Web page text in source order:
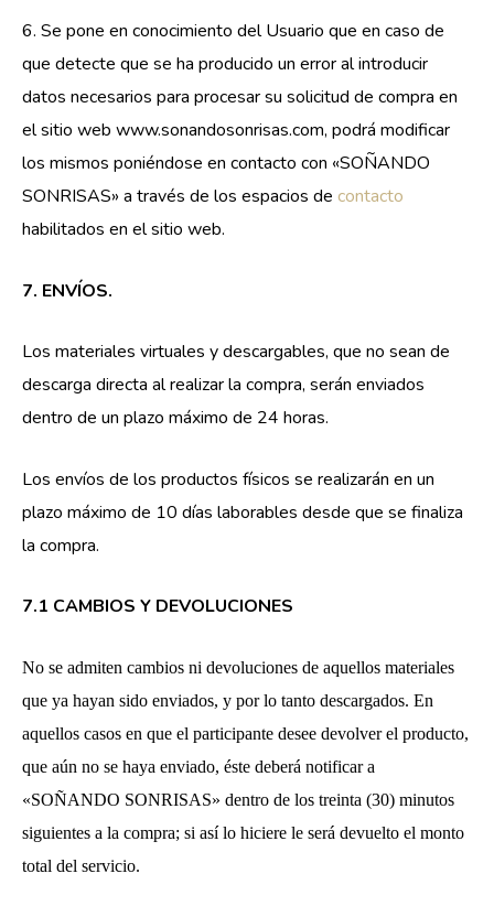
6. Se pone en conocimiento del Usuario que en caso de
que detecte que se ha producido un error al introducir
datos necesarios para procesar su solicitud de compra en
el sitio web www.sonandosonrisas.com, podrá modificar
los mismos poniéndose en contacto con «SOÑANDO
SONRISAS» a través de los espacios de contacto
habilitados en el sitio web.
7. ENVÍOS.
Los materiales virtuales y descargables, que no sean de
descarga directa al realizar la compra, serán enviados
dentro de un plazo máximo de 24 horas.
Los envíos de los productos físicos se realizarán en un
plazo máximo de 10 días laborables desde que se finaliza
la compra.
7.1 CAMBIOS Y DEVOLUCIONES
No se admiten cambios ni devoluciones de aquellos materiales
que ya hayan sido enviados, y por lo tanto descargados. En
aquellos casos en que el participante desee devolver el producto,
que aún no se haya enviado, éste deberá notificar a
«SOÑANDO SONRISAS» dentro de los treinta (30) minutos
siguientes a la compra; si así lo hiciere le será devuelto el monto
total del servicio.